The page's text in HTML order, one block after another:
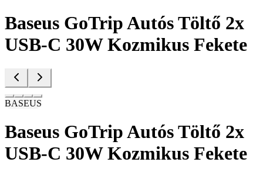
Baseus GoTrip Autós Töltő 2x
USB-C 30W Kozmikus Fekete
BASEUS
Baseus GoTrip Autós Töltő 2x
USB-C 30W Kozmikus Fekete